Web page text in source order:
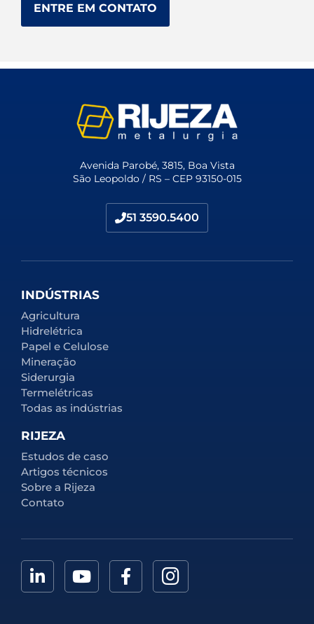
ENTRE EM CONTATO
Avenida Parobé, 3815, Boa Vista
São Leopoldo / RS – CEP 93150-015
51 3590.5400
INDÚSTRIAS
Agricultura
Hidrelétrica
Papel e Celulose
Mineração
Siderurgia
Termelétricas
Todas as indústrias
RIJEZA
Estudos de caso
Artigos técnicos
Sobre a Rijeza
Contato